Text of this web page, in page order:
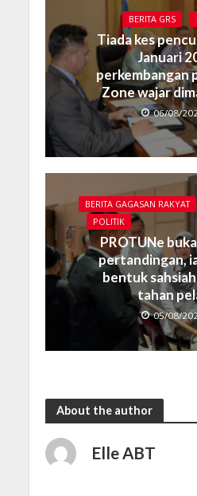
BERITA GRS
Tiada kes
Januari
perkembangan
Zone wajar
06/08/
BERITA GAGASAN RAKYAT
POLITIK
PROTUNe
pertandingan,
bentuk
tahan
05/08/
About the author
Elle ABT